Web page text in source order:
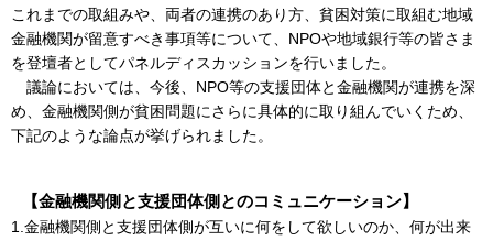
これまでの取組みや、両者の連携のあり方、貧困対策に取組む地域
金融機関が留意すべき事項等について、NPOや地域銀行等の皆さま
を登壇者としてパネルディスカッションを行いました。
議論においては、今後、NPO等の支援団体と金融機関が連携を深
め、金融機関側が貧困問題にさらに具体的に取り組んでいくため、
下記のような論点が挙げられました。
【金融機関側と支援団体側とのコミュニケーション】
1.金融機関側と支援団体側が互いに何をして欲しいのか、何が出来